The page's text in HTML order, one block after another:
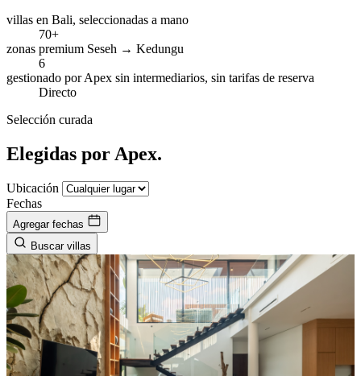
villas en Bali, seleccionadas a mano
70+
zonas premium Seseh → Kedungu
6
gestionado por Apex sin intermediarios, sin tarifas de reserva
Directo
Selección curada
Elegidas por Apex.
Ubicación
Fechas
Agregar fechas
Buscar villas